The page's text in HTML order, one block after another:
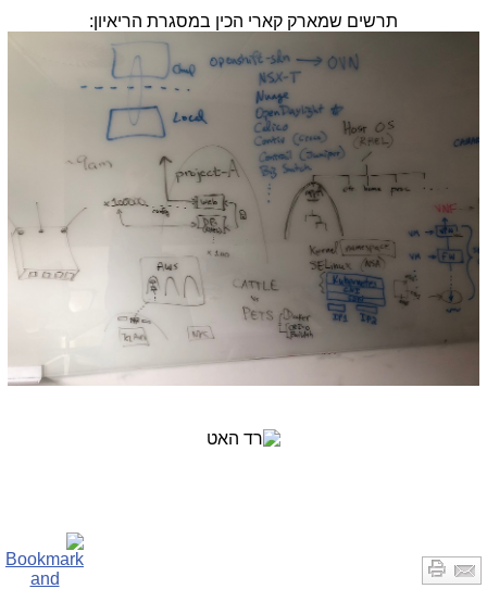
תרשים שמארק קארי הכין במסגרת הריאיון: